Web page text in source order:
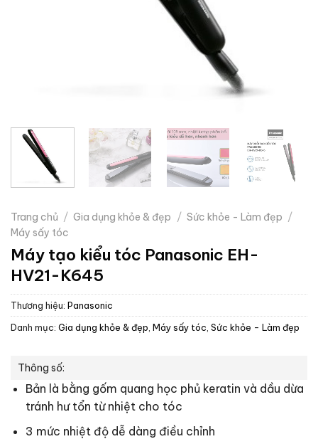
Trang chủ / Gia dụng khỏe & đẹp / Sức khỏe - Làm đẹp /
Máy sấy tóc
Máy tạo kiểu tóc Panasonic EH-
HV21-K645
Thương hiệu: Panasonic
Danh mục: Gia dụng khỏe & đẹp, Máy sấy tóc, Sức khỏe - Làm đẹp
Thông số:
Bản là bằng gốm quang học phủ keratin và dầu dừa
tránh hư tổn từ nhiệt cho tóc
3 mức nhiệt độ dễ dàng điều chỉnh